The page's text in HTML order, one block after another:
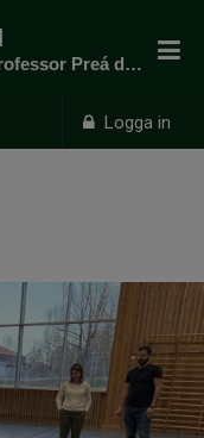
Logga in
Fundador Mestre Camisa - Professor Preá do mato